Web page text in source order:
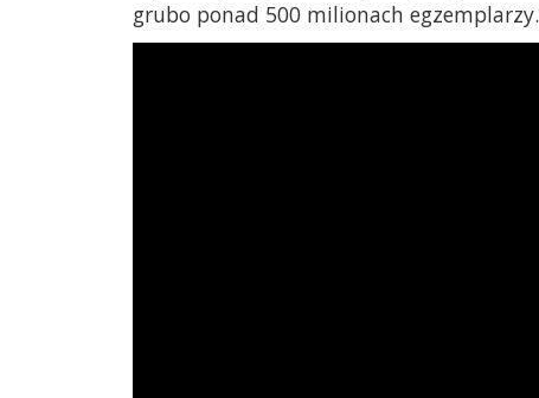
grubo ponad 500 milionach egzemplarzy.